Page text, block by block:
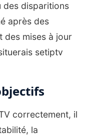
des disparitions
après des
des mises à jour
setiptv
correctement, il
la